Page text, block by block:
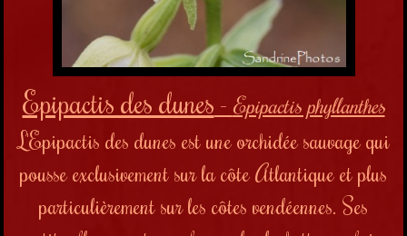
Epipactis des dunes - Epipactis phyllanthes
L'Epipactis des dunes est une orchidée sauvage qui
pousse exclusivement sur la côte Atlantique et plus
particulièrement sur les côtes vendéennes. Ses